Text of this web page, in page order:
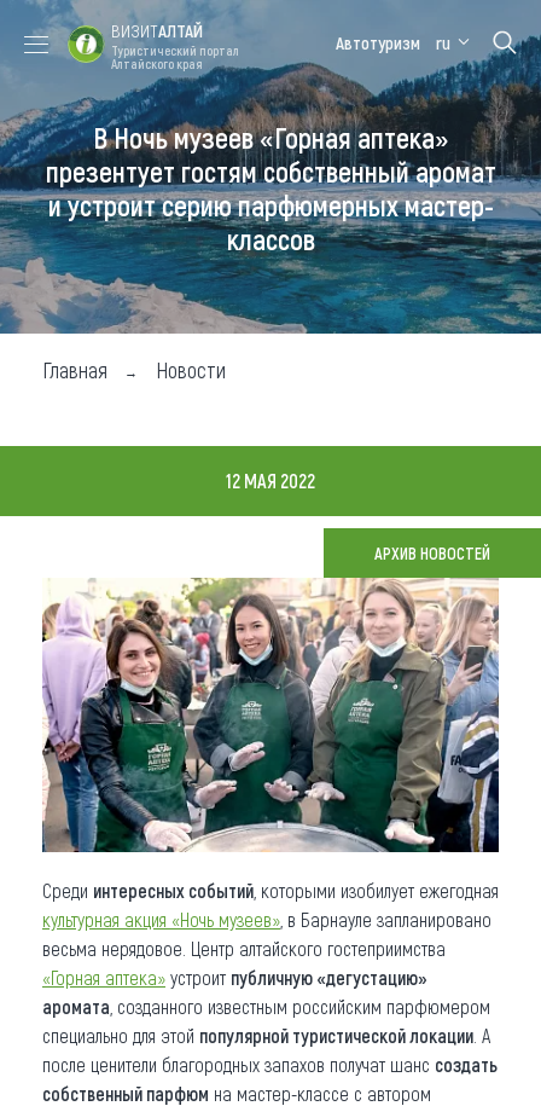
Форум VISIT
ALTAI
Цветение
маральника
Медицинский
форум
Алтайская
зимовка
Туры
Где побывать
Чем заняться
Где остановиться
Что привезти (сувениры)
О регионе
Коллекция впечатлений
Другие рубрики
ВИЗИТАЛТАЙ
Туристический портал
Алтайского края
Автотуризм ru
В Ночь музеев «Горная аптека»
презентует гостям собственный аромат
и устроит серию парфюмерных мастер-
классов
Главная Новости
12 МАЯ 2022
АРХИВ НОВОСТЕЙ
Среди интересных событий , которыми изобилует ежегодная
культурная акция «Ночь музеев» , в Барнауле запланировано
весьма нерядовое. Центр алтайского гостеприимства
«Горная аптека» устроит публичную «дегустацию»
аромата , созданного известным российским парфюмером
специально для этой популярной туристической локации . А
после ценители благородных запахов получат шанс создать
собственный парфюм на мастер-классе с автором